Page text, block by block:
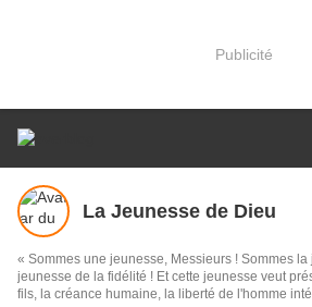
Publicité
La Jeunesse de Dieu
« Sommes une jeunesse, Messieurs ! Sommes
jeunesse de la fidélité ! Et cette jeunesse veut
fils, la créance humaine, la liberté de l'homme